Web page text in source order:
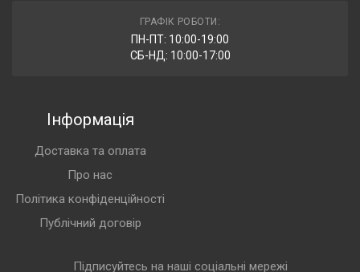
ГРАФІК РОБОТИ:
ПН-ПТ: 10:00-19:00
СБ-НД: 10:00-17:00
Інформація
Доставка та оплата
Про нас
Політика конфіденційності
Публічний договір
Підписуйтесь на наші соціальні мережі